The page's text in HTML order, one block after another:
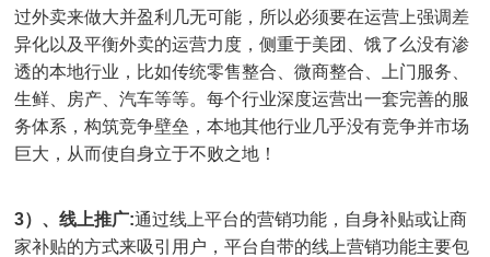
过外卖来做大并盈利几无可能，所以必须要在运营上强调差
异化以及平衡外卖的运营力度，侧重于美团、饿了么没有渗
透的本地行业，比如传统零售整合、微商整合、上门服务、
生鲜、房产、汽车等等。每个行业深度运营出一套完善的服
务体系，构筑竞争壁垒，本地其他行业几乎没有竞争并市场
巨大，从而使自身立于不败之地！
3）、线上推广:通过线上平台的营销功能，自身补贴或让商
家补贴的方式来吸引用户，平台自带的线上营销功能主要包